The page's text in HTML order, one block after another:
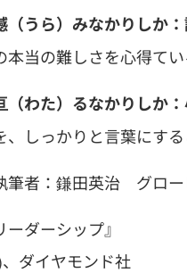
（うら）みなかりしか
本当の難しさを心得て
（わた）るなかりしか
、しっかりと言葉にす
筆者：鎌田英治 グロー
ーダーシップ』
ダイヤモンド社